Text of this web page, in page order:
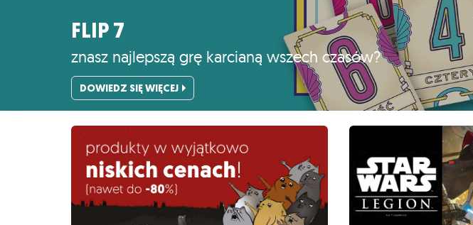
FLIP 7
znasz najlepszą grę karcianą wszech czasów?
DOWIEDZ SIĘ WIĘCEJ